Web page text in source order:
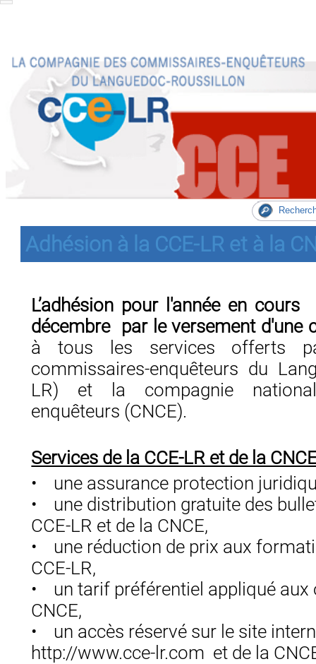
Adhésion à la CCE-LR et à la
L’adhésion pour l'année en
décembre par le versement d'une
à tous les services offerts
commissaires-enquêteurs du
LR) et la compagnie
enquêteurs (CNCE).
Services de la CCE-LR et de la
• une assurance protection
• une distribution gratuite des
CCE-LR et de la CNCE,
• une réduction de prix aux
CCE-LR,
• un tarif préférentiel appliqué aux
CNCE,
• un accès réservé sur le site
http://www.cce-lr.com et de la